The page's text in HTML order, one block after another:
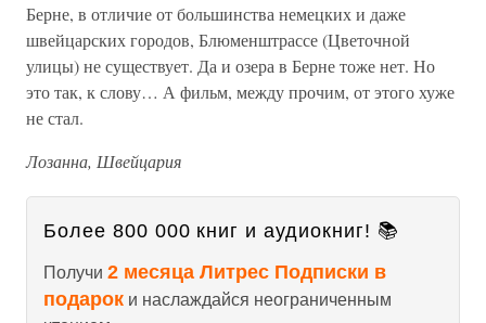
Берне, в отличие от большинства немецких и даже
швейцарских городов, Блюменштрассе (Цветочной
улицы) не существует. Да и озера в Берне тоже нет. Но
это так, к слову… А фильм, между прочим, от этого хуже
не стал.
Лозанна, Швейцария
Более 800 000 книг и аудиокниг! 📚
Получи 2 месяца Литрес Подписки в
подарок и наслаждайся неограниченным